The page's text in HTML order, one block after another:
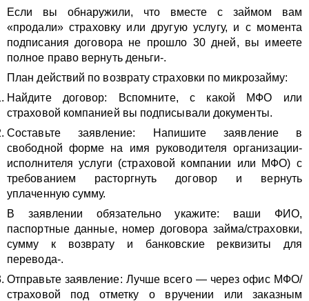
Если вы обнаружили, что вместе с займом вам
«продали» страховку или другую услугу, и с момента
подписания договора не прошло 30 дней, вы имеете
полное право вернуть деньги-.
План действий по возврату страховки по микрозайму:
Найдите договор: Вспомните, с какой МФО или
страховой компанией вы подписывали документы.
Составьте заявление: Напишите заявление в
свободной форме на имя руководителя организации-
исполнителя услуги (страховой компании или МФО) с
требованием расторгнуть договор и вернуть
уплаченную сумму.
В заявлении обязательно укажите: ваши ФИО,
паспортные данные, номер договора займа/страховки,
сумму к возврату и банковские реквизиты для
перевода-.
Отправьте заявление: Лучше всего — через офис МФО/
страховой под отметку о вручении или заказным